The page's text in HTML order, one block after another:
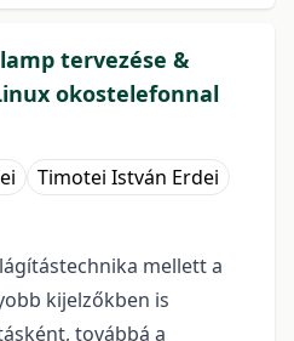
tervezése &
okostelefonnal
Timotei István Erdei
mellett a
kijelzőkben is
továbbá a